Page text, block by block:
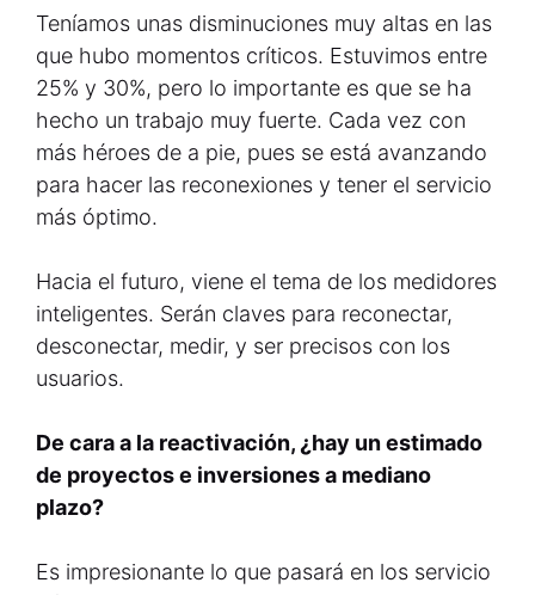
Teníamos unas disminuciones muy altas en las
que hubo momentos críticos. Estuvimos entre
25% y 30%, pero lo importante es que se ha
hecho un trabajo muy fuerte. Cada vez con
más héroes de a pie, pues se está avanzando
para hacer las reconexiones y tener el servicio
más óptimo.
Hacia el futuro, viene el tema de los medidores
inteligentes. Serán claves para reconectar,
desconectar, medir, y ser precisos con los
usuarios.
De cara a la reactivación, ¿hay un estimado
de proyectos e inversiones a mediano
plazo?
Es impresionante lo que pasará en los servicio